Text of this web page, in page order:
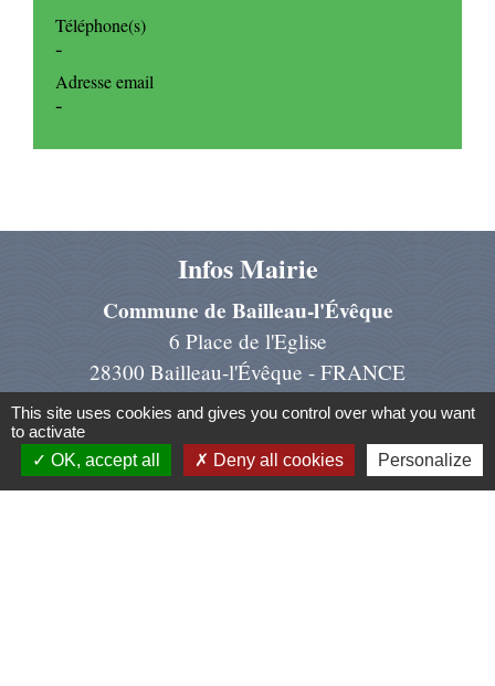
Téléphone(s)
-
Adresse email
-
Infos Mairie
Commune de Bailleau-l'Évêque
6 Place de l'Eglise
28300 Bailleau-l'Évêque - FRANCE
+33 2 37 22 97 07
Contact par formulaire
This site uses cookies and gives you control over what you want
to activate
OK, accept all
Deny all cookies Personalize